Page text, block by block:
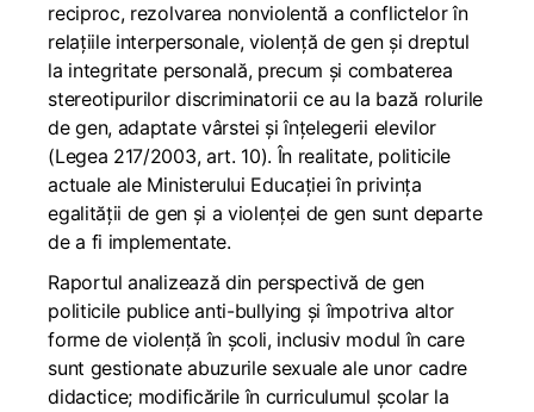
reciproc, rezolvarea nonviolentă a conflictelor în
relațiile interpersonale, violență de gen și dreptul
la integritate personală, precum și combaterea
stereotipurilor discriminatorii ce au la bază rolurile
de gen, adaptate vârstei și înțelegerii elevilor
(Legea 217/2003, art. 10). În realitate, politicile
actuale ale Ministerului Educației în privința
egalității de gen și a violenței de gen sunt departe
de a fi implementate.
Raportul analizează din perspectivă de gen
politicile publice anti-bullying și împotriva altor
forme de violență în școli, inclusiv modul în care
sunt gestionate abuzurile sexuale ale unor cadre
didactice; modificările în curriculumul școlar la